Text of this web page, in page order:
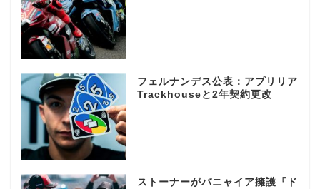
フェルナンデス公表：アプリリア
Trackhouseと2年契約更改
ストーナーがバニャイア擁護『ド